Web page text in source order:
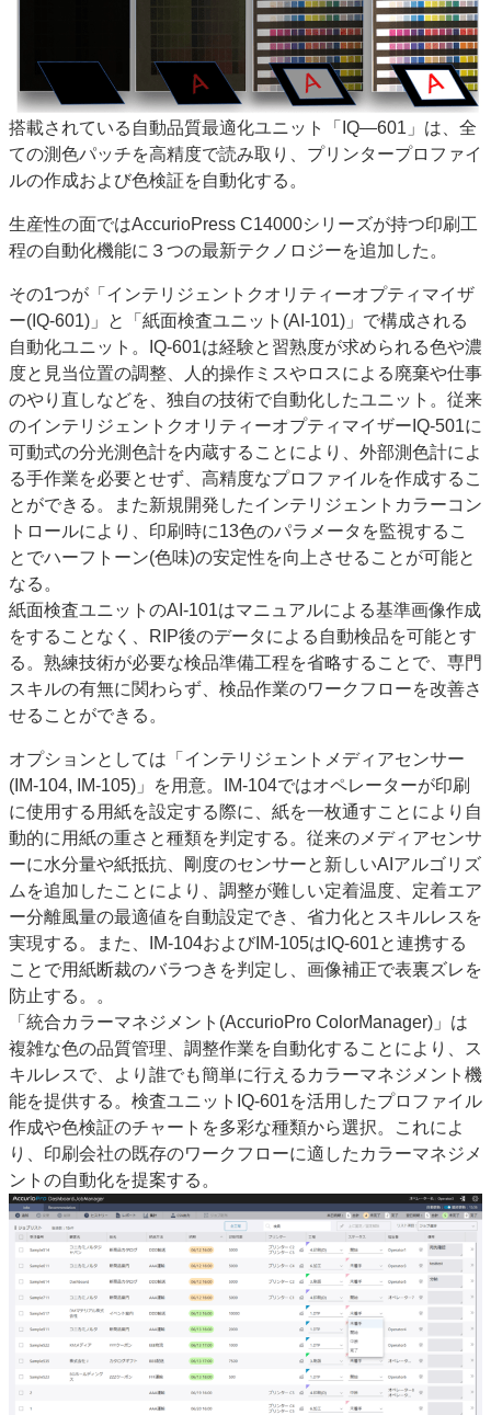
搭載されている自動品質最適化ユニット「IQ―601」は、全
ての測色パッチを高精度で読み取り、プリンタープロファイ
ルの作成および色検証を自動化する。
生産性の面ではAccurioPress C14000シリーズが持つ印刷工
程の自動化機能に３つの最新テクノロジーを追加した。
その1つが「インテリジェントクオリティーオプティマイザ
ー(IQ-601)」と「紙面検査ユニット(AI-101)」で構成される
自動化ユニット。IQ-601は経験と習熟度が求められる色や濃
度と見当位置の調整、人的操作ミスやロスによる廃棄や仕事
のやり直しなどを、独自の技術で自動化したユニット。従来
のインテリジェントクオリティーオプティマイザーIQ-501に
可動式の分光測色計を内蔵することにより、外部測色計によ
る手作業を必要とせず、高精度なプロファイルを作成するこ
とができる。また新規開発したインテリジェントカラーコン
トロールにより、印刷時に13色のパラメータを監視するこ
とでハーフトーン(色味)の安定性を向上させることが可能と
なる。
紙面検査ユニットのAI-101はマニュアルによる基準画像作成
をすることなく、RIP後のデータによる自動検品を可能とす
る。熟練技術が必要な検品準備工程を省略することで、専門
スキルの有無に関わらず、検品作業のワークフローを改善さ
せることができる。
オプションとしては「インテリジェントメディアセンサー
(IM-104, IM-105)」を用意。IM-104ではオペレーターが印刷
に使用する用紙を設定する際に、紙を一枚通すことにより自
動的に用紙の重さと種類を判定する。従来のメディアセンサ
ーに水分量や紙抵抗、剛度のセンサーと新しいAIアルゴリズ
ムを追加したことにより、調整が難しい定着温度、定着エア
ー分離風量の最適値を自動設定でき、省力化とスキルレスを
実現する。また、IM-104およびIM-105はIQ-601と連携する
ことで用紙断裁のバラつきを判定し、画像補正で表裏ズレを
防止する。。
「統合カラーマネジメント(AccurioPro ColorManager)」は
複雑な色の品質管理、調整作業を自動化することにより、ス
キルレスで、より誰でも簡単に行えるカラーマネジメント機
能を提供する。検査ユニットIQ-601を活用したプロファイル
作成や色検証のチャートを多彩な種類から選択。これによ
り、印刷会社の既存のワークフローに適したカラーマネジメ
ントの自動化を提案する。